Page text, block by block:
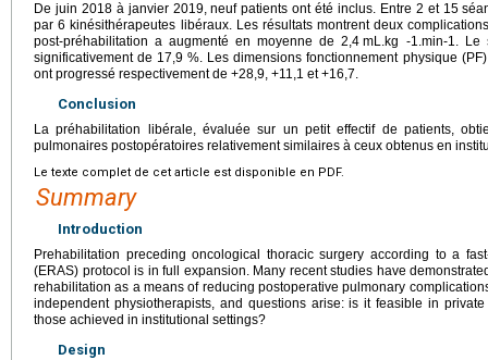
De juin 2018 à janvier 2019, neuf patients ont été inclus. Entre 2 et 15
par 6 kinésithérapeutes libéraux. Les résultats montrent deux
post-préhabilitation a augmenté en moyenne de 2,4 mL.kg -1.min-1. Le
significativement de 17,9 %. Les dimensions fonctionnement physique
ont progressé respectivement de +28,9, +11,1 et +16,7.
Conclusion
La préhabilitation libérale, évaluée sur un petit effectif de patients,
pulmonaires postopératoires relativement similaires à ceux obtenus en
Le texte complet de cet article est disponible en PDF.
Summary
Introduction
Prehabilitation preceding oncological thoracic surgery according to a
(ERAS) protocol is in full expansion. Many recent studies have
rehabilitation as a means of reducing postoperative pulmonary
independent physiotherapists, and questions arise: is it feasible in
those achieved in institutional settings?
Design